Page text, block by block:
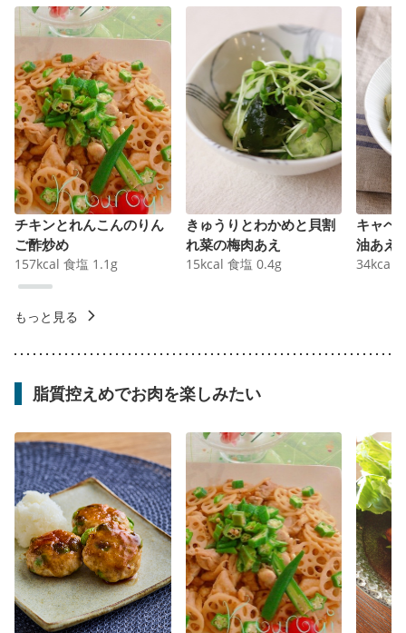
チキンとれんこんのりん
ご酢炒め
157kcal 食塩 1.1 g
きゅうりとわかめと貝割
れ菜の梅肉あえ
15kcal 食塩 0.4g
キャベ
油あえ
34kcal
もっと見る
脂質控えめでお肉を楽しみたい